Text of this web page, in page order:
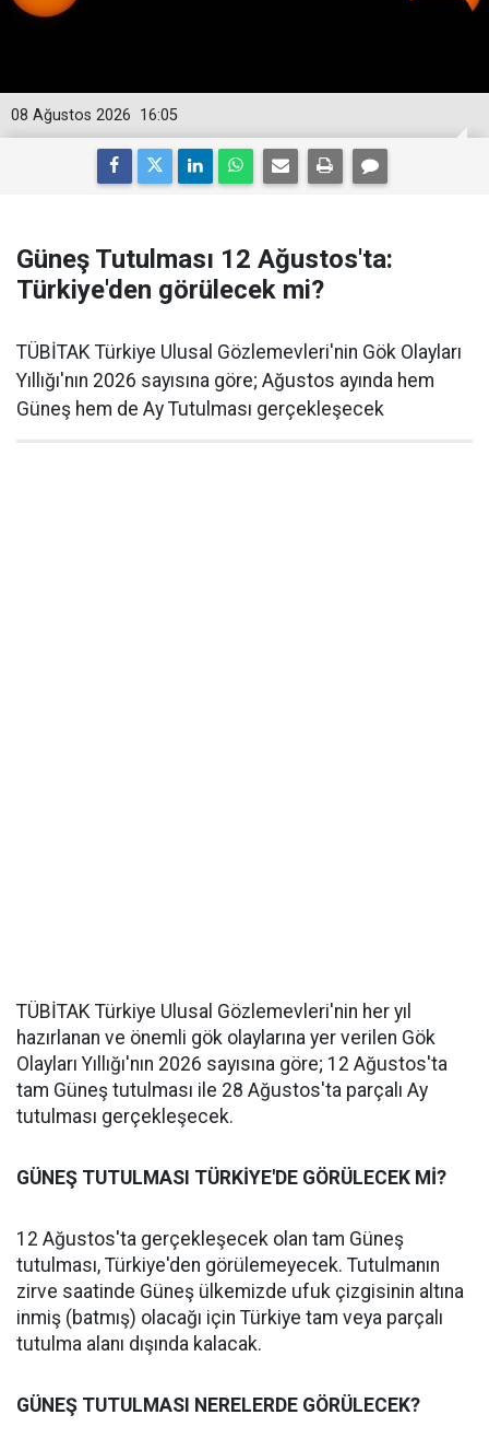
16:05
08 Ağustos 2026
Güneş Tutulması 12 Ağustos'ta:
Türkiye'den görülecek mi?
TÜBİTAK Türkiye Ulusal Gözlemevleri'nin Gök Olayları
Yıllığı'nın 2026 sayısına göre; Ağustos ayında hem
Güneş hem de Ay Tutulması gerçekleşecek
TÜBİTAK Türkiye Ulusal Gözlemevleri'nin her yıl
hazırlanan ve önemli gök olaylarına yer verilen Gök
Olayları Yıllığı'nın 2026 sayısına göre; 12 Ağustos'ta
tam Güneş tutulması ile 28 Ağustos'ta parçalı Ay
tutulması gerçekleşecek.
GÜNEŞ TUTULMASI TÜRKİYE'DE GÖRÜLECEK Mİ?
12 Ağustos'ta gerçekleşecek olan tam Güneş
tutulması, Türkiye'den görülemeyecek. Tutulmanın
zirve saatinde Güneş ülkemizde ufuk çizgisinin altına
inmiş (batmış) olacağı için Türkiye tam veya parçalı
tutulma alanı dışında kalacak.
GÜNEŞ TUTULMASI NERELERDE GÖRÜLECEK?